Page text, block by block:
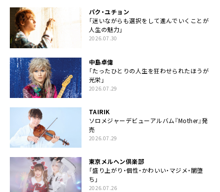
パク・ユチョン
「迷いながらも選択をして進んでいくことが
人生の魅力」
2026.07.30
中島卓偉
「たったひとりの人生を狂わせられたほうが
光栄」
2026.07.29
TAIRIK
ソロメジャーデビューアルバム『Mother』発
売
2026.07.29
東京メルヘン倶楽部
「盛り上がり・個性・かわいい・マジメ・闇堕
ち」
2026.07.26